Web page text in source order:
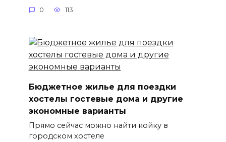
0 113
Бюджетное жилье для поездки
хостелы гостевые дома и другие
экономные варианты
Прямо сейчас можно найти койку в
городском хостеле